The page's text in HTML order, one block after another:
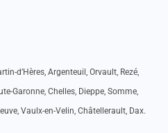
d’Hères, Argenteuil, Orvault, Rezé,
Garonne, Chelles, Dieppe, Somme,
Vaulx-en-Velin, Châtellerault, Dax.